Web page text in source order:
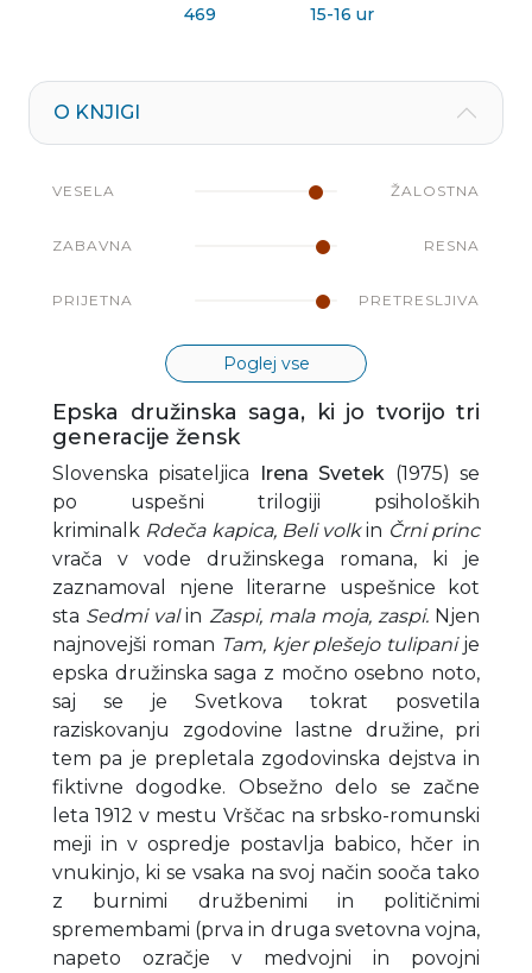
469
15-16 ur
O KNJIGI
VESELA ŽALOSTNA
ZABAVNA RESNA
PRIJETNA PRETRESLJIVA
Poglej vse
Epska družinska saga, ki jo tvorijo tri
generacije žensk
Slovenska pisateljica Irena Svetek (1975) se
po uspešni trilogiji psiholoških
kriminalk Rdeča kapica, Beli volkin Črni princ
vrača v vode družinskega romana, ki je
zaznamoval njene literarne uspešnice kot
sta Sedmi valin Zaspi, mala moja, zaspi. Njen
najnovejši roman Tam, kjer plešejo tulipanije
epska družinska saga z močno osebno noto,
saj se je Svetkova tokrat posvetila
raziskovanju zgodovine lastne družine, pri
tem pa je prepletala zgodovinska dejstva in
fiktivne dogodke. Obsežno delo se začne
leta 1912 v mestu Vrščac na srbsko-romunski
meji in v ospredje postavlja babico, hčer in
vnukinjo, ki se vsaka na svoj način sooča tako
z burnimi družbenimi in političnimi
spremembami (prva in druga svetovna vojna,
napeto ozračje v medvojni in povojni